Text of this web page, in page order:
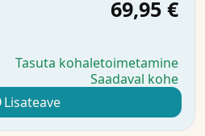
69,95 €
Tasuta kohaletoimetamine
Saadaval kohe
Lisateave